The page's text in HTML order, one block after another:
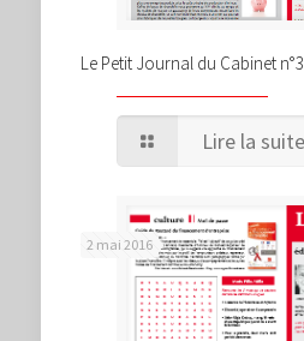
Le Petit Journal du Cabinet
Lire la suite
2 mai 2016